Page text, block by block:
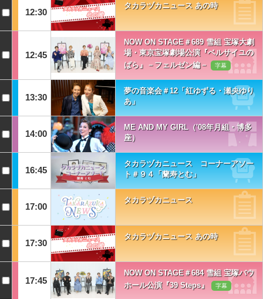
12:30
タカラヅカニュース あの時
12:45
NOW ON STAGE＃689 雪組 宝塚大劇
場・東京宝塚劇場公演『ベルサイユの
ばら』－フェルゼン編－
字幕
13:30
夢の音楽会＃12「紅ゆずる・瀬央ゆり
あ」
14:00
ME AND MY GIRL（'08年月組・博多
座）
16:45
タカラヅカニュース コーナーアソー
ト＃９４「蘭寿とむ」
17:00
タカラヅカニュース
17:30
タカラヅカニュース あの時
17:45
NOW ON STAGE＃684 雪組 宝塚バウ
ホール公演『39 Steps』
字幕